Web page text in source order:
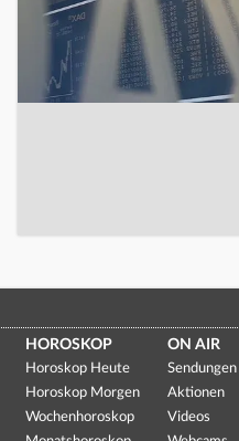
HOROSKOP
Horoskop Heute
Horoskop Morgen
Wochenhoroskop
ON AIR
Sendungen
Aktionen
Videos